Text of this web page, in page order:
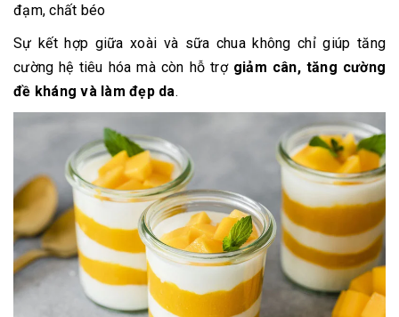
đạm, chất béo
Sự kết hợp giữa xoài và sữa chua không chỉ giúp tăng
cường hệ tiêu hóa mà còn hỗ trợ giảm cân, tăng cường
đề kháng và làm đẹp da.